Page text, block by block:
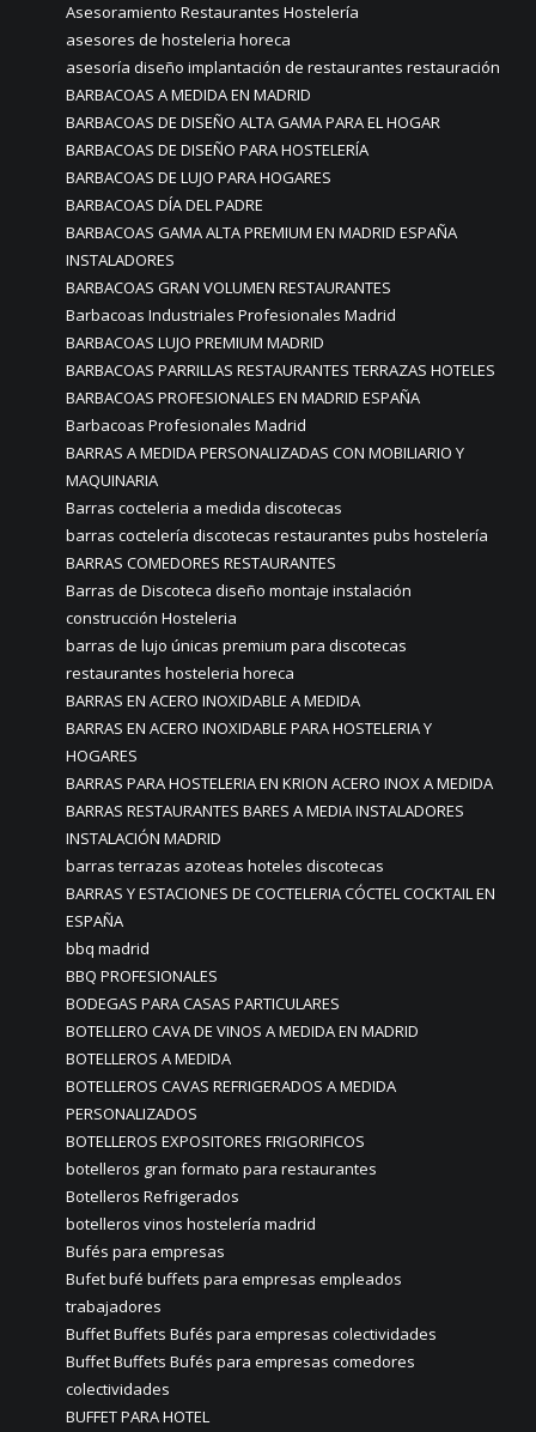
Asesoramiento Restaurantes Hostelería
asesores de hosteleria horeca
asesoría diseño implantación de restaurantes restauración
BARBACOAS A MEDIDA EN MADRID
BARBACOAS DE DISEÑO ALTA GAMA PARA EL HOGAR
BARBACOAS DE DISEÑO PARA HOSTELERÍA
BARBACOAS DE LUJO PARA HOGARES
BARBACOAS DÍA DEL PADRE
BARBACOAS GAMA ALTA PREMIUM EN MADRID ESPAÑA
INSTALADORES
BARBACOAS GRAN VOLUMEN RESTAURANTES
Barbacoas Industriales Profesionales Madrid
BARBACOAS LUJO PREMIUM MADRID
BARBACOAS PARRILLAS RESTAURANTES TERRAZAS HOTELES
BARBACOAS PROFESIONALES EN MADRID ESPAÑA
Barbacoas Profesionales Madrid
BARRAS A MEDIDA PERSONALIZADAS CON MOBILIARIO Y
MAQUINARIA
Barras cocteleria a medida discotecas
barras coctelería discotecas restaurantes pubs hostelería
BARRAS COMEDORES RESTAURANTES
Barras de Discoteca diseño montaje instalación
construcción Hosteleria
barras de lujo únicas premium para discotecas
restaurantes hosteleria horeca
BARRAS EN ACERO INOXIDABLE A MEDIDA
BARRAS EN ACERO INOXIDABLE PARA HOSTELERIA Y
HOGARES
BARRAS PARA HOSTELERIA EN KRION ACERO INOX A MEDIDA
BARRAS RESTAURANTES BARES A MEDIA INSTALADORES
INSTALACIÓN MADRID
barras terrazas azoteas hoteles discotecas
BARRAS Y ESTACIONES DE COCTELERIA CÓCTEL COCKTAIL EN
ESPAÑA
bbq madrid
BBQ PROFESIONALES
BODEGAS PARA CASAS PARTICULARES
BOTELLERO CAVA DE VINOS A MEDIDA EN MADRID
BOTELLEROS A MEDIDA
BOTELLEROS CAVAS REFRIGERADOS A MEDIDA
PERSONALIZADOS
BOTELLEROS EXPOSITORES FRIGORIFICOS
botelleros gran formato para restaurantes
Botelleros Refrigerados
botelleros vinos hostelería madrid
Bufés para empresas
Bufet bufé buffets para empresas empleados
trabajadores
Buffet Buffets Bufés para empresas colectividades
Buffet Buffets Bufés para empresas comedores
colectividades
BUFFET PARA HOTEL